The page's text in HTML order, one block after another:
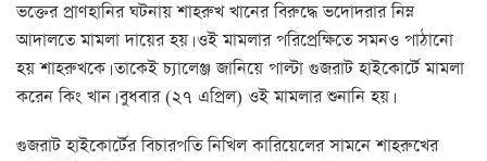
ভক্তের প্রাণহানির ঘটনায় শাহরুখ খানের বিরুদ্ধে ভদোদরার নিম্ন
আদালতে মামলা দায়ের হয়। ওই মামলার পরিপ্রেক্ষিতে সমনও পাঠানো
হয় শাহরুখকে। তাকেই চ্যালেঞ্জ জানিয়ে পাল্টা গুজরাট হাইকোর্টে মামলা
করেন কিং খান। বুধবার (২৭ এপ্রিল) ওই মামলার শুনানি হয়।
গুজরাট হাইকোর্টের বিচারপতি নিখিল কারিয়েলের সামনে শাহরুখের